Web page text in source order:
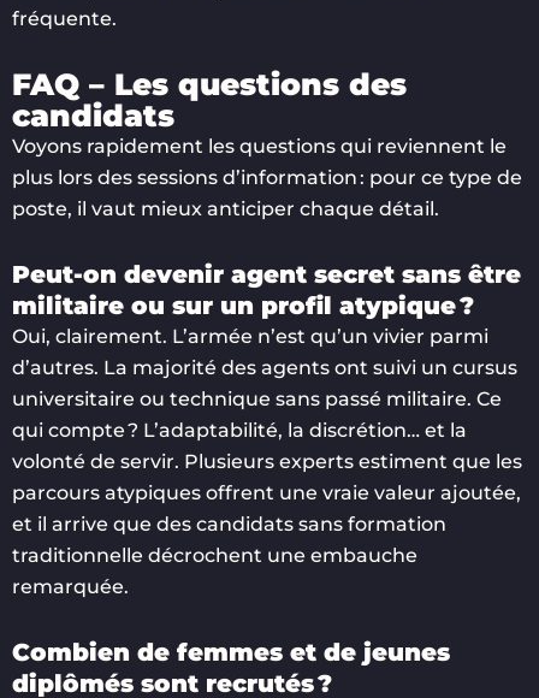
fréquente.
FAQ – Les questions des
candidats
Voyons rapidement les questions qui reviennent le
plus lors des sessions d’information : pour ce type de
poste, il vaut mieux anticiper chaque détail.
Peut-on devenir agent secret sans être
militaire ou sur un profil atypique ?
Oui, clairement. L’armée n’est qu’un vivier parmi
d’autres. La majorité des agents ont suivi un cursus
universitaire ou technique sans passé militaire. Ce
qui compte ? L’adaptabilité, la discrétion… et la
volonté de servir. Plusieurs experts estiment que les
parcours atypiques offrent une vraie valeur ajoutée,
et il arrive que des candidats sans formation
traditionnelle décrochent une embauche
remarquée.
Combien de femmes et de jeunes
diplômés sont recrutés ?